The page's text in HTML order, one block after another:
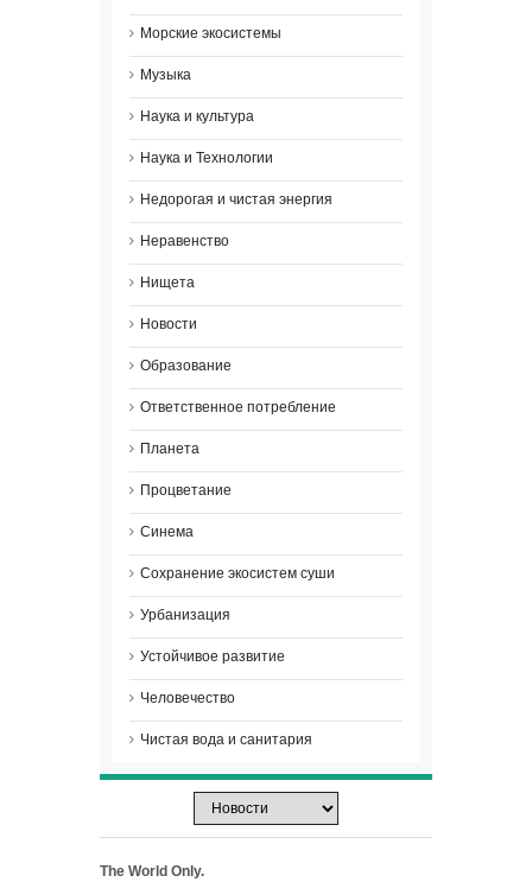
Морские экосистемы
Музыка
Наука и культура
Наука и Технологии
Недорогая и чистая энергия
Неравенство
Нищета
Новости
Образование
Ответственное потребление
Планета
Процветание
Синема
Сохранение экосистем суши
Урбанизация
Устойчивое развитие
Человечество
Чистая вода и санитария
The World Only.